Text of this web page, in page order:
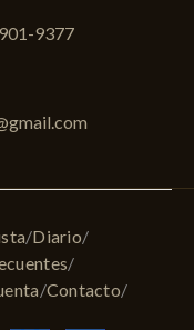
9377
Diario
Contacto